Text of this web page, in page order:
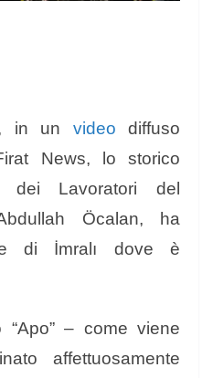
in un video diffuso
News, lo storico
dei Lavoratori del
Öcalan, ha
di İmralı dove è
“Apo” – come viene
affettuosamente